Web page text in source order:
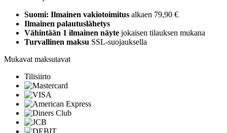
Suomi: Ilmainen vakiotoimitus alkaen 79,90 €
Ilmainen palautuslähetys
Vähintään 1 ilmainen näyte jokaisen tilauksen mukana
Turvallinen maksu SSL-suojauksella
Mukavat maksutavat
Tilisiirto